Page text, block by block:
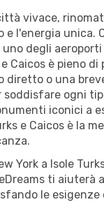
vivace,
e l'energia unica.
degli
Caicos è pieno di
diretto o una
soddisfare ogni
iconici a
e Caicos è la
York a Isole
ti aiuterà
le esigenze